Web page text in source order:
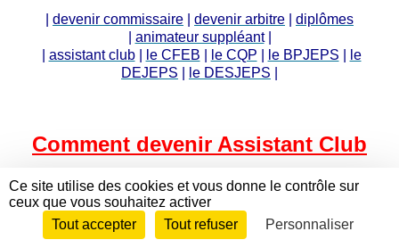
devenir commissaire devenir arbitre
diplômes
animateur suppléant|
assistant club le CFEB le CQP le BPJEPS
le
DEJEPS
le DESJEPS
Comment devenir Assistant Club
A - POSITIONNEMENT DE LA
QUALIFICATION
« Assistant-club » est une qualification fédérale, délivrée
Envie de participer ? CONNEXION
Ce site utilise des cookies et vous donne le contrôle sur
ceux que vous souhaitez activer
Tout accepter
Tout refuser Personnaliser